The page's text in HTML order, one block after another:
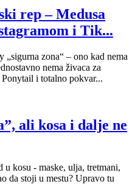
rep – Medusa
i Tik...
zona“ – ono kad nema
nema živaca za
i totalno pokvar...
ali kosa i dalje ne
u kosu - maske, ulja, tretmani,
da stoji u mestu? Upravo tu